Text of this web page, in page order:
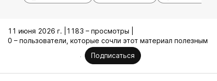
11 июня 2026 г. |
1183 – просмотры |
0 – пользователи, которые сочли этот материал полезным
Подписаться